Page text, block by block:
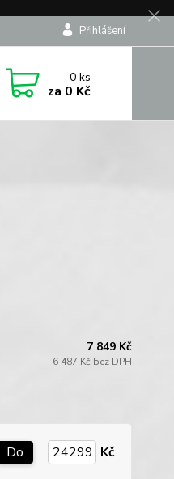
Přihlášení
0ks
za 0 Kč
7 849 Kč
6 487 Kč bez DPH
Do Kč